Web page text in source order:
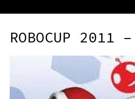
ROBOCUP 2011